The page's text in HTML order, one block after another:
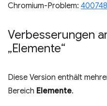
Chromium-Problem:
Verbesserungen
„Elemente“
Diese Version enthält
Bereich Elemente.